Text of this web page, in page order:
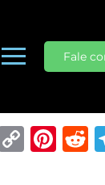
Fale
Copy